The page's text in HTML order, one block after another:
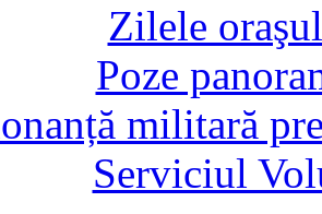
Zilele
Poze
militară
Serviciul